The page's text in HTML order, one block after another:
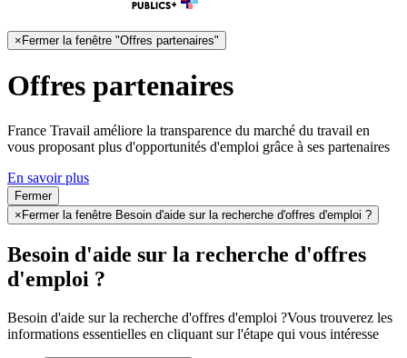
× Fermer la fenêtre "Offres partenaires"
Offres partenaires
France Travail améliore la transparence du marché du travail en
vous proposant plus d'opportunités d'emploi grâce à ses partenaires
En savoir plus
Fermer
× Fermer la fenêtre Besoin d'aide sur la recherche d'offres d'emploi ?
Besoin d'aide sur la recherche d'offres
d'emploi ?
Besoin d'aide sur la recherche d'offres d'emploi ?Vous trouverez les
informations essentielles en cliquant sur l'étape qui vous intéresse